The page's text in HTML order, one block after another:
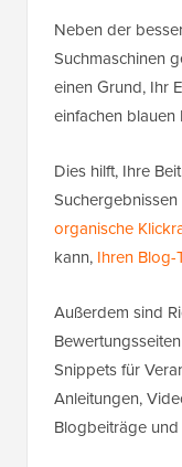
Neben der
Suchmaschinen
einen Grund, Ihr
einfachen
Dies hilft, Ihre
organische
kann, Ihren Blog-
Außerdem sind
Snippets für
Anleitungen,
Blogbeiträge